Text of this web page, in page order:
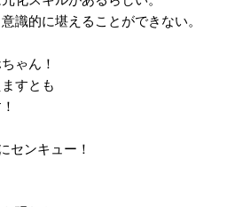
識的に堪えることができない。
ゃん！
すとも
センキュー！